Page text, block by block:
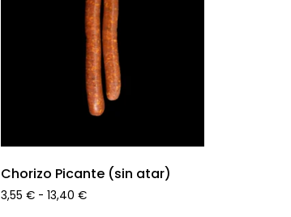
Chorizo Picante (sin atar)
3,55€ - 13,40€